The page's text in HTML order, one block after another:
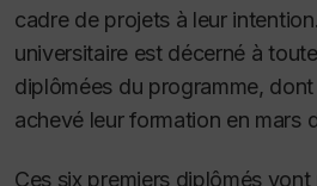
cadre de projets à leur
universitaire est décerné à
diplômées du programme,
achevé leur formation en mars
Ces six premiers diplômés